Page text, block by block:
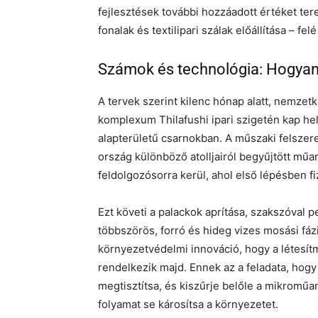
fejlesztések további hozzáadott értéket
fonalak és textilipari szálak előállítása –
Számok és technológia:
A tervek szerint kilenc hónap alatt,
komplexum Thilafushi ipari szigetén kap
alapterületű csarnokban. A műszaki
ország különböző atolljairól begyűjtött
feldolgozósorra kerül, ahol első lépésben
Ezt követi a palackok aprítása, szakszóval
többszörös, forró és hideg vizes mosási
környezetvédelmi innováció, hogy a
rendelkezik majd. Ennek az a feladata,
megtisztítsa, és kiszűrje belőle a
folyamat se károsítsa a környezetet.